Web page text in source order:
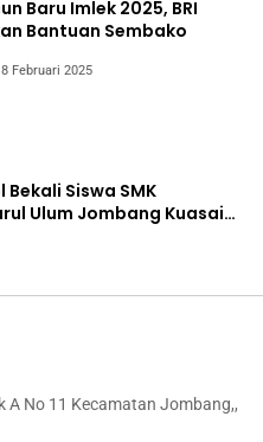
Baru Imlek 2025, BRI
Bantuan Sembako
8 Februari 2025
Siswa SMK
Ulum Jombang Kuasai
A No 11 Kecamatan Jombang,,